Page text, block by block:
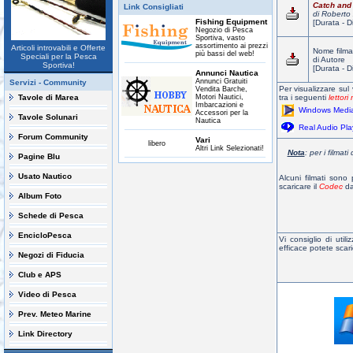
Articoli introvabili e Offerte
Speciali per la Pesca
Sportiva!
Servizi - Community
Tavole di Marea
Tavole Solunari
Forum Community
Pagine Blu
Usato Nautico
Album Foto
Schede di Pesca
EncicloPesca
Negozi di Fiducia
Club e APS
Video di Pesca
Prev. Meteo Marine
Link Directory
Link Consigliati
Fishing Equipment
Negozio di Pesca
Sportiva, vasto
assortimento ai prezzi
più bassi del web!
Annunci Nautica
Annunci Gratuiti
Vendita Barche,
Motori Nautici,
Imbarcazioni e
Accessori per la
Nautica
libero Vari
Altri Link Selezionati!
Catch
di Roberto
[Durata -
Nome
di Autore
[Durata -
Per visualizzare
tra i seguenti lettori
Windows
Real Audio
Nota: per i filmati
Alcuni filmati sono
scaricare il Codec
Vi consiglio di
efficace potete